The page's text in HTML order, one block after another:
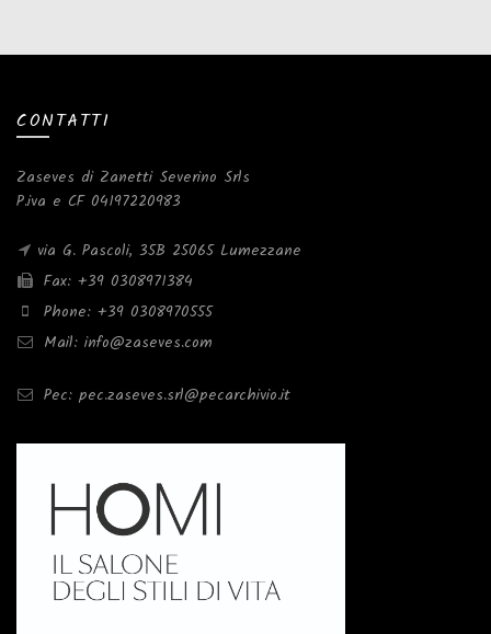
CONTATTI
Zaseves di Zanetti Severino Srls
P.iva e CF 04197220983
via G. Pascoli, 35B 25065 Lumezzane
Fax: +39 0308971384
Phone: +39 0308970555
Mail: info@zaseves.com
Pec: pec.zaseves.srl@pecarchivio.it